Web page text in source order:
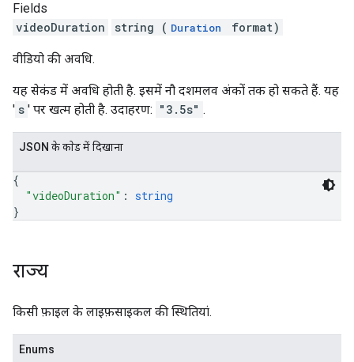
Fields
videoDuration
string ( Duration format)
वीडियो की अवधि.
यह सेकंड में अवधि होती है. इसमें नौ दशमलव अंकों तक हो सकते हैं. यह
' s ' पर खत्म होती है. उदाहरण: "3.5s" .
JSON के काेड में दिखाना
{
"videoDuration" : string
}
राज्य
किसी फ़ाइल के लाइफ़साइकल की स्थितियां.
Enums